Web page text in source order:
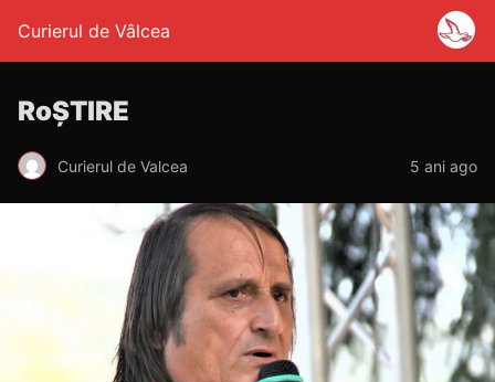
Curierul de Vâlcea
RoȘTIRE
Curierul de Valcea 5 ani ago